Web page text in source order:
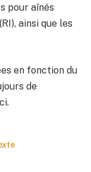
pour aînés
ainsi que les
en fonction du
de